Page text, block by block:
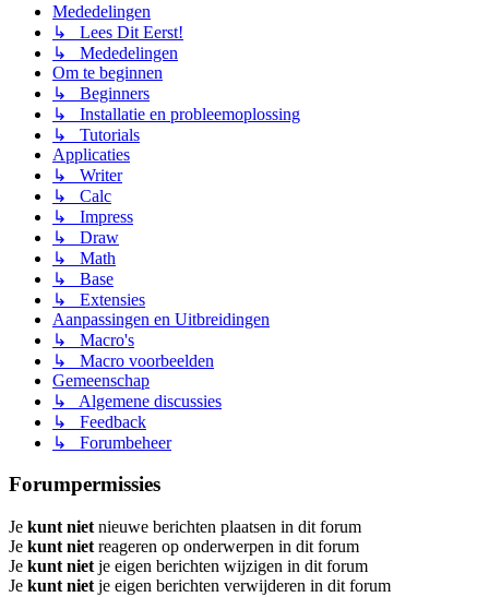
Mededelingen
↳ Lees Dit Eerst!
↳ Mededelingen
Om te beginnen
↳ Beginners
↳ Installatie en probleemoplossing
↳ Tutorials
Applicaties
↳ Writer
↳ Calc
↳ Impress
↳ Draw
↳ Math
↳ Base
↳ Extensies
Aanpassingen en Uitbreidingen
↳ Macro's
↳ Macro voorbeelden
Gemeenschap
↳ Algemene discussies
↳ Feedback
↳ Forumbeheer
Forumpermissies
Je kunt niet nieuwe berichten plaatsen in dit forum
Je kunt niet reageren op onderwerpen in dit forum
Je kunt niet je eigen berichten wijzigen in dit forum
Je kunt niet je eigen berichten verwijderen in dit forum